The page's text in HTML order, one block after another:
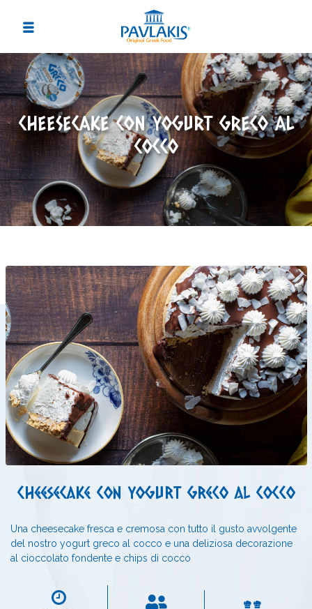
CHEESECAKE CON YOGURT GRECO AL
COCCO
Cheesecake con yogurt greco al cocco
Una cheesecake fresca e cremosa con tutto il gusto avvolgente
del nostro yogurt greco al cocco e una deliziosa decorazione
al cioccolato fondente e chips di cocco